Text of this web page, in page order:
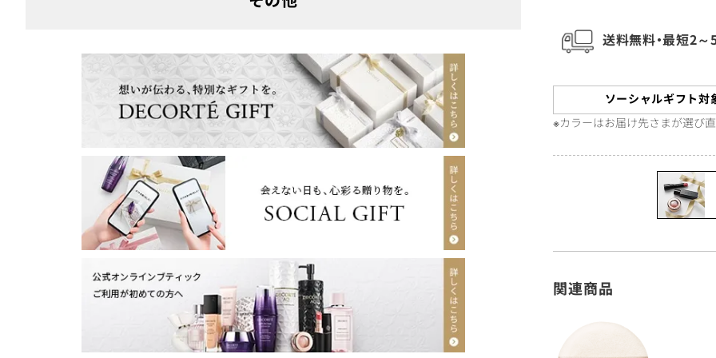
送料無料・最短2
ソーシャルギフト対
※カラーはお届け先さまが選び
関連商品